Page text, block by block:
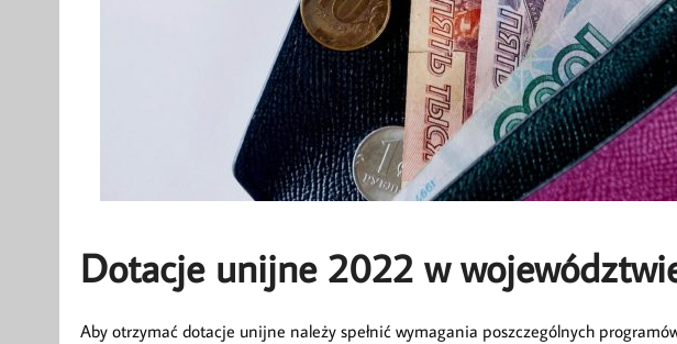
Dotacje unijne 2022 w
Aby otrzymać dotacje unijne należy spełnić wymagania poszczególnych